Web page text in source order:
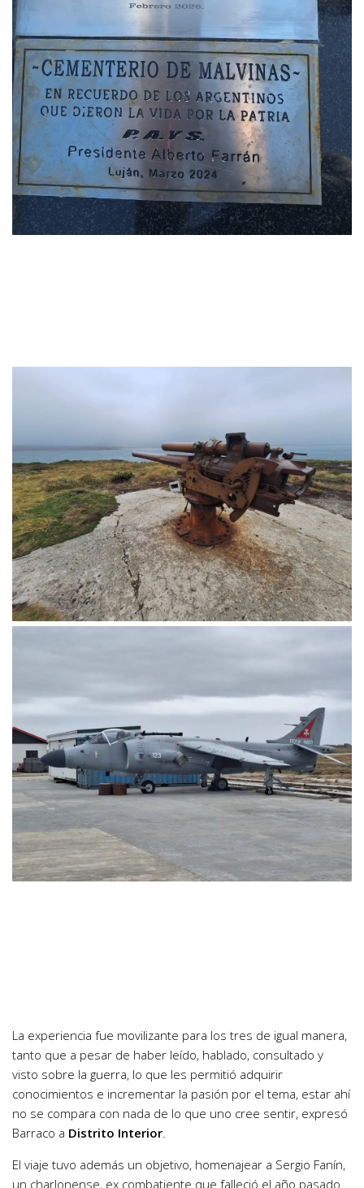
La experiencia fue movilizante para los tres de igual manera,
tanto que a pesar de haber leído, hablado, consultado y
visto sobre la guerra, lo que les permitió adquirir
conocimientos e incrementar la pasión por el tema, estar ahí
no se compara con nada de lo que uno cree sentir, expresó
Barraco a Distrito Interior
El viaje tuvo además un objetivo, homenajear a Sergio Fanín,
un charlonense, ex combatiente que falleció el año pasado.